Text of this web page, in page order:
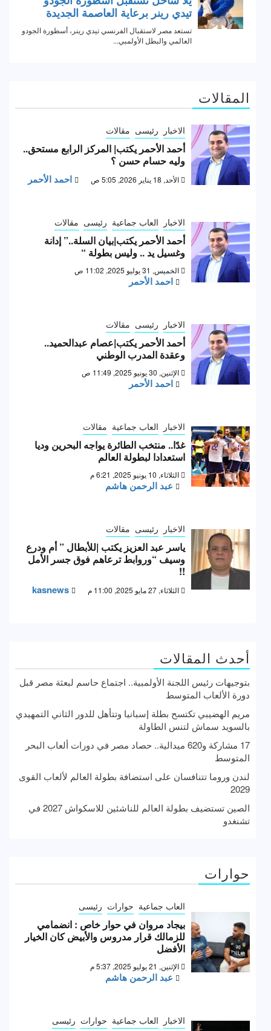
المقالات
الاخبار رئيسى مقالات
أحمد الأحمر يكتب| المركز الرابع مستحق..
وليه حسام حسن ؟
الأحد, 18 يناير 2026, 5:05 ص احمد الأحمر
الاخبار العاب جماعية رئيسى مقالات
أحمد الأحمر يكتب|بيان السلة..” إدانة
وغسيل يد .. وليس بطولة “
الخميس, 31 يوليو 2025, 11:02 ص
احمد الأحمر
الاخبار رئيسى مقالات
أحمد الأحمر يكتب|عصام عبدالحميد..
وعقدة المدرب الوطني
الإثنين, 30 يونيو 2025, 11:49 ص
احمد الأحمر
الاخبار العاب جماعية مقالات
غدًا.. منتخب الطائرة يواجه البحرين وديا
استعدادا لبطولة العالم
الثلاثاء, 10 يونيو 2025, 6:21 م
عبد الرحمن هاشم
الاخبار رئيسى مقالات
ياسر عبد العزيز يكتب |للأبطال ” أم ودرع
وسيف “وروابط ترعاهم فوق جسر الأمل
!!
الثلاثاء, 27 مايو 2025, 11:00 م kasnews
أحدث المقالات
بتوجيهات رئيس اللجنة الأولمبية.. اجتماع حاسم لبعثة مصر قبل
دورة الألعاب المتوسط
مريم الهضيبي تكتسح بطلة إسبانيا وتتأهل للدور الثاني التمهيدي
بالسويد سماش لتنس الطاولة
17 مشاركة و620 ميدالية.. حصاد مصر في دورات ألعاب البحر
المتوسط
لندن وروما تتنافسان على استضافة بطولة العالم لألعاب القوى
2029
الصين تستضيف بطولة العالم للناشئين للاسكواش 2027 في
تشنغدو
حوارات
العاب جماعية حوارات رئيسى
بيجاد مروان في حوار خاص : انضمامي
للزمالك قرار مدروس والأبيض كان الخيار
الأفضل
الإثنين, 21 يوليو 2025, 5:37 م
عبد الرحمن هاشم
الاخبار العاب جماعية حوارات رئيسى